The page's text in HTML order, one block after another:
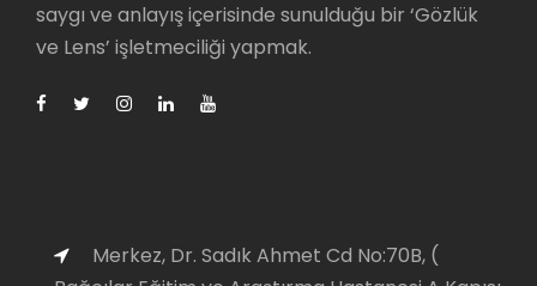
saygı ve anlayış içerisinde sunulduğu bir ‘Gözlük
ve Lens’ işletmeciliği yapmak.
Merkez, Dr. Sadık Ahmet Cd No:70B, (